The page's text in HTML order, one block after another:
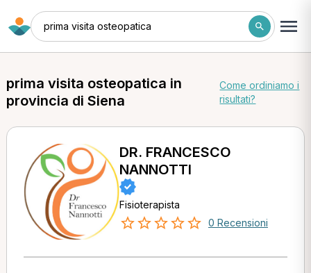
prima visita osteopatica
prima visita osteopatica in
provincia di Siena
Come ordiniamo i
risultati?
DR. FRANCESCO
NANNOTTI
Fisioterapista
0 Recensioni